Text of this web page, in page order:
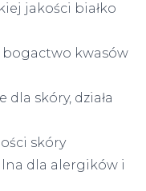
jakości białko
bogactwo kwasów
skóry, działa
skóry
dla alergików i